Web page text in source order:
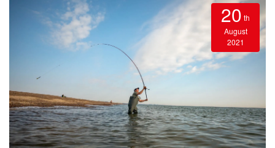
20 th
August
2021